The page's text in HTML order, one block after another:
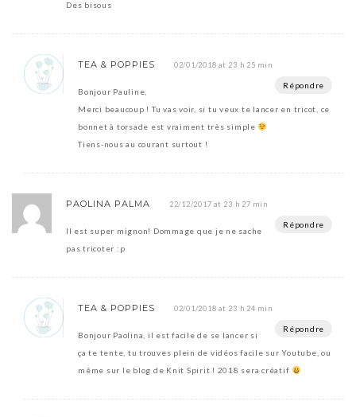
Des bisous
TEA & POPPIES 02/01/2018 at 23 h 25 min
Répondre
Bonjour Pauline,
Merci beaucoup ! Tu vas voir, si tu veux te lancer en tricot, ce
bonnet à torsade est vraiment très simple
Tiens-nous au courant surtout !
PAOLINA PALMA 22/12/2017 at 23 h 27 min
Répondre
Il est super mignon! Dommage que je ne sache
pas tricoter :p
TEA & POPPIES 02/01/2018 at 23 h 24 min
Répondre
Bonjour Paolina, il est facile de se lancer si
ça te tente, tu trouves plein de vidéos facile sur Youtube, ou
même sur le blog de Knit Spirit ! 2018 sera créatif